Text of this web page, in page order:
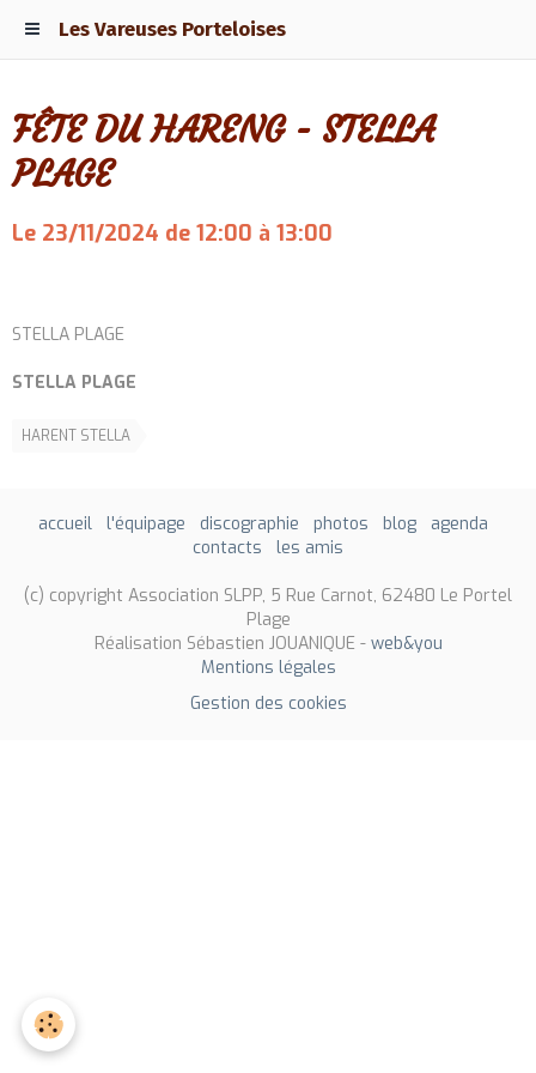
Les Vareuses Porteloises
FÊTE DU HARENG - STELLA
PLAGE
Le 23/11/2024 de 12:00 à 13:00
STELLA PLAGE
STELLA PLAGE
HARENT STELLA
accueil l'équipage discographie photos blog
agenda
contacts
les amis
(c) copyright Association SLPP, 5 Rue Carnot, 62480 Le Portel
Plage
Réalisation Sébastien JOUANIQUE - web&you
Mentions légales
Gestion des cookies